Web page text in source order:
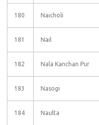
180 Naicholi
181 Nail
182 Nala Kanchan Pur
183 Nasogi
184 Naulta